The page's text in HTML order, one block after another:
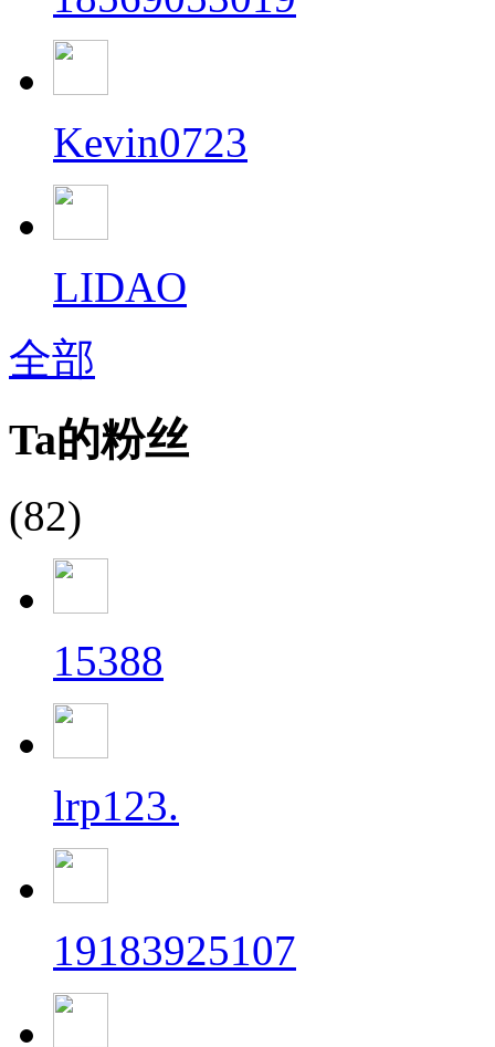
Kevin0723
LIDAO
全部
Ta的粉丝
(82)
15388
lrp123.
19183925107